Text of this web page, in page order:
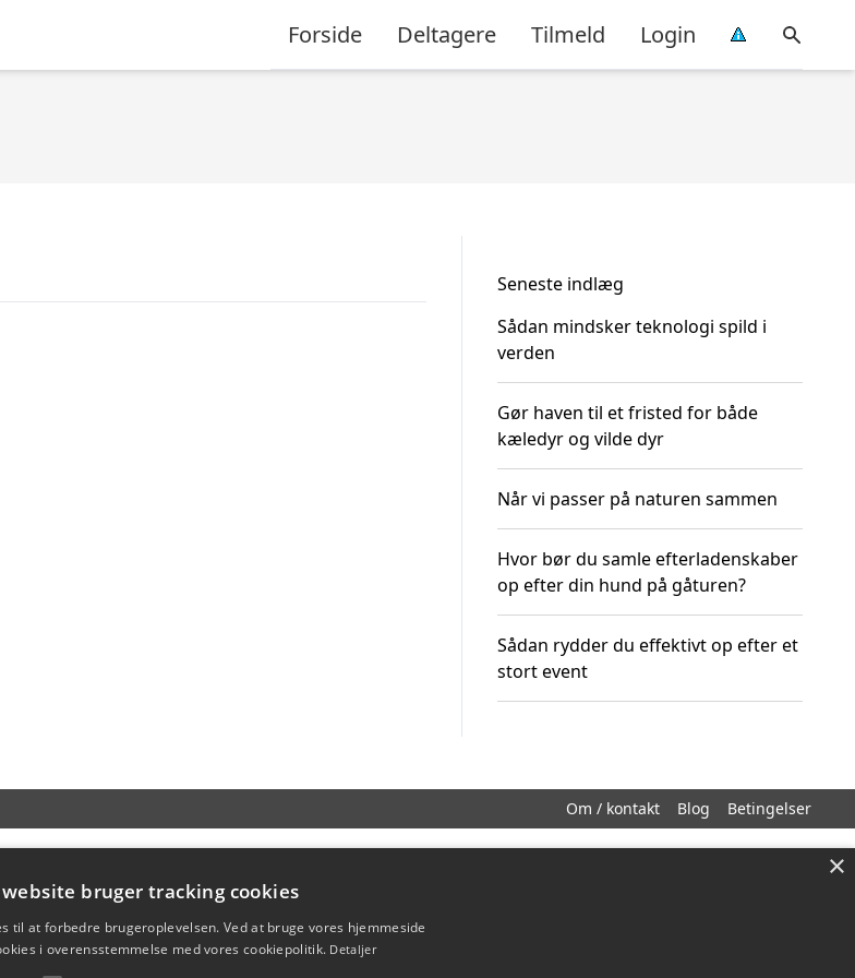
Forside Deltagere Tilmeld Login
Seneste indlæg
Sådan mindsker teknologi spild i
verden
Gør haven til et fristed for både
kæledyr og vilde dyr
Når vi passer på naturen sammen
Hvor bør du samle efterladenskaber
op efter din hund på gåturen?
Sådan rydder du effektivt op efter et
stort event
Om / kontakt Blog Betingelser
×
bruger tracking cookies
til at forbedre brugeroplevelsen. Ved at bruge vores hjemmeside
i overensstemmelse med vores cookiepolitik. Detaljer